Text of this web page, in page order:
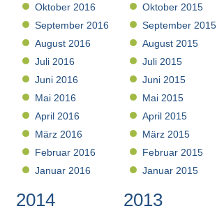
Oktober 2016
September 2016
August 2016
Juli 2016
Juni 2016
Mai 2016
April 2016
März 2016
Februar 2016
Januar 2016
Oktober 2015
September 2015
August 2015
Juli 2015
Juni 2015
Mai 2015
April 2015
März 2015
Februar 2015
Januar 2015
2014 2013